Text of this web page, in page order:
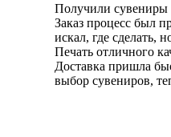
Получили сувениры
Заказ процесс был
искал, где сделать,
Печать отличного
Доставка пришла
выбор сувениров,